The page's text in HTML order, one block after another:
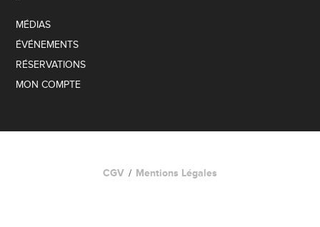
MÉDIAS
ÉVÉNEMENTS
RÉSERVATIONS
MON COMPTE
CGV Mentions Légales